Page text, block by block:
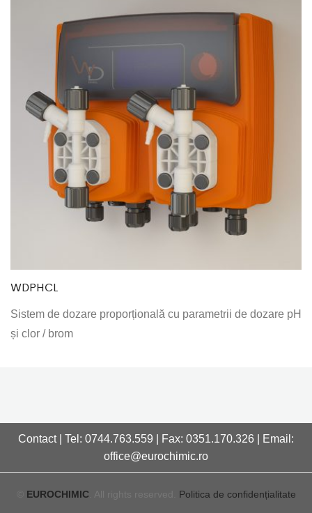
WDPHCL
Sistem de dozare proporțională cu parametrii de dozare pH
și clor / brom
Contact | Tel: 0744.763.559 | Fax: 0351.170.326 | Email:
office@eurochimic.ro
EUROCHIMIC Politica de confidențialitate